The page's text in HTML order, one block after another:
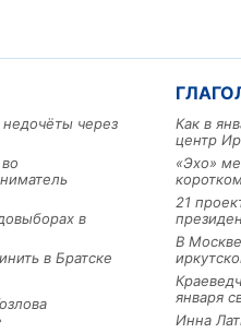
через
в
в Братске
Как в
центр
«Эхо»
21
В Москве
января
Инна